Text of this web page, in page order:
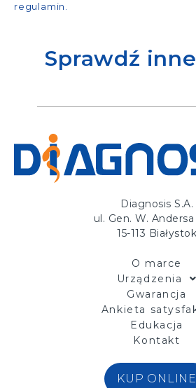
regulamin.
Sprawdź
Diagnosis S.A.
ul. Gen. W.
15-113 Białystok
O marce
Urządzenia
Gwarancja
Ankieta
Edukacja
Kontakt
KUP ONLINE